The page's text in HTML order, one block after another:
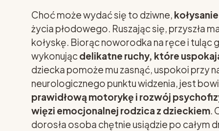
Choć może wydać się to dziwne,
życia płodowego. Ruszając się, przyszła
kołyskę. Biorąc noworodka na ręce i tuląc
wykonując delikatne ruchy, które
dziecka pomoże mu zasnąć, uspokoi przy
neurologicznego punktu widzenia, jest
prawidłową motorykę i rozwój
więzi emocjonalnej rodzica z dzieckiem.
dorosła osoba chętnie usiądzie po całym